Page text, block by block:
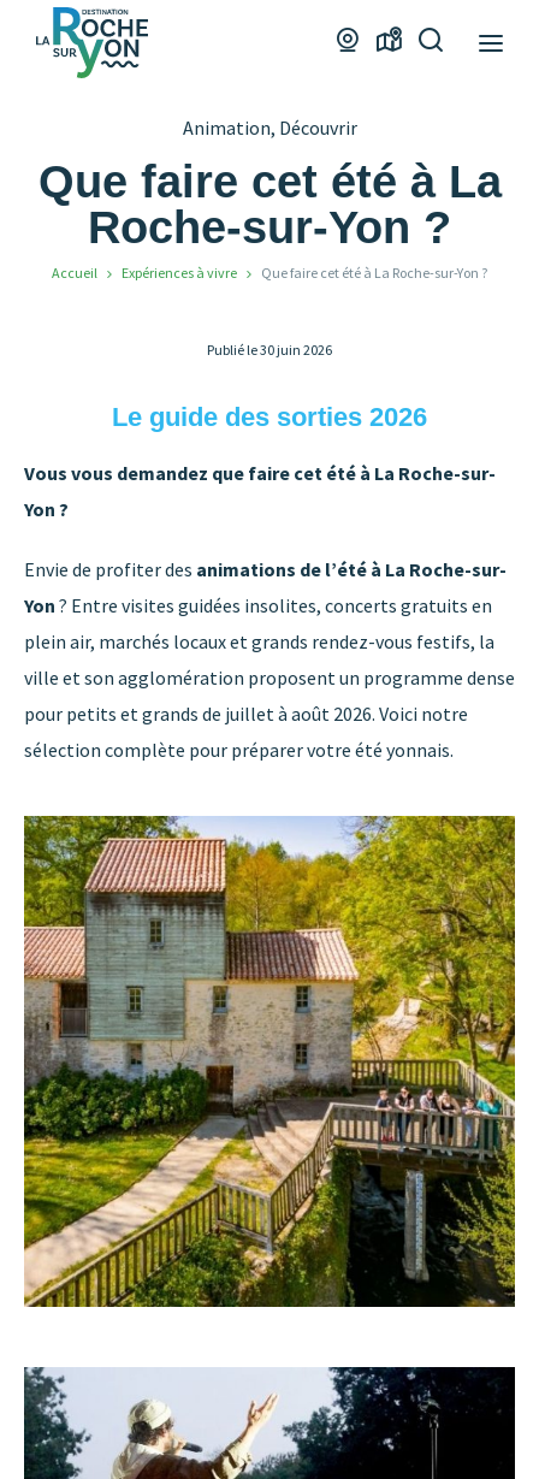
Office
de
Roche
sur
Webcams
Carte
Animation, Découvrir
Que faire cet été à La
Roche-sur-Yon ?
Accueil Expériences à vivre Que faire cet été à La Roche-sur-Yon ?
Publié le 30 juin 2026
Le guide des sorties 2026
Vous vous demandez que faire cet été à La Roche-sur-
Yon ?
Envie de profiter des animations de l’été à La Roche-sur-
Yon ? Entre visites guidées insolites, concerts gratuits en
plein air, marchés locaux et grands rendez-vous festifs, la
ville et son agglomération proposent un programme dense
pour petits et grands de juillet à août 2026. Voici notre
sélection complète pour préparer votre été yonnais.